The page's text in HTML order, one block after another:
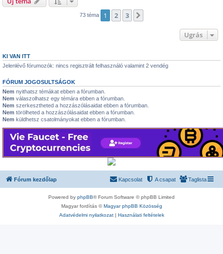
73 téma 1 2 3
Ugrás
KI VAN ITT
Jelenlévő fórumozók: nincs regisztrált felhasználó valamint 2 vendég
FÓRUM JOGOSULTSÁGOK
Nem nyithatsz témákat ebben a fórumban.
Nem válaszolhatsz egy témára ebben a fórumban.
Nem szerkesztheted a hozzászólásaidat ebben a fórumban.
Nem törölheted a hozzászólásaidat ebben a fórumban.
Nem küldhetsz csatolmányokat ebben a fórumban.
Fórum kezdőlap Taglista
A csapat
Kapcsolat
Powered by phpBB® Forum Software © phpBB Limited
Magyar fordítás ©Magyar phpBB Közösség
Adatvédelmi nyilatkozat| Használati feltételek